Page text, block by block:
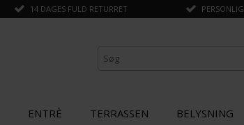
14 DAGES FULD RETURRET
ENTRÈ TERRASSEN BELYSNING